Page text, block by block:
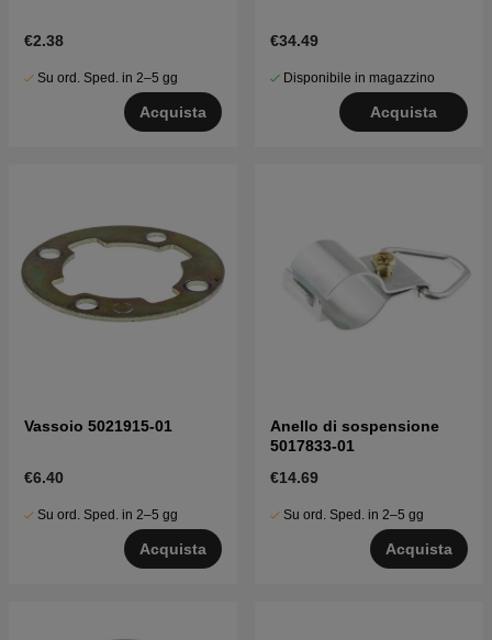
€2.38
Su ord. Sped. in 2–5 gg
Acquista
€34.49
Disponibile in magazzino
Acquista
Vassoio 5021915-01
€6.40
Su ord. Sped. in 2–5 gg
Acquista
Anello di sospensione
5017833-01
€14.69
Su ord. Sped. in 2–5 gg
Acquista